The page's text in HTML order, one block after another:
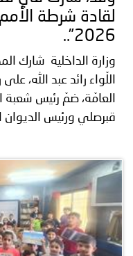
أصداء
الأمانة
إعلانات
من
نحن
اتصل
بنا
2026”..
وزارة الداخلية شارك
اللّواء رائد عبد الله،
العامّة، ضمّ رئيس
قبرصلي ورئيس الديوان